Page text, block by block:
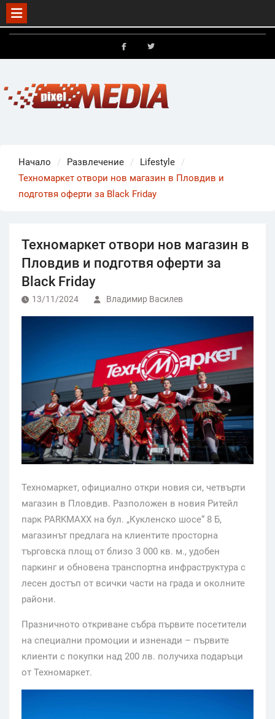
Skip
Начало Развлечение
Lifestyle
Техномаркет отвори нов магазин в Пловдив и
подготвя оферти за Black Friday
Техномаркет отвори нов магазин в
Пловдив и подготвя оферти за
Black Friday
13/11/2024 Владимир Василев
Техномаркет, официално откри новия си, четвърти
магазин в Пловдив. Разположен в новия Ритейл
парк PARKMAXX на бул. „Кукленско шосе“ 8 Б,
магазинът предлага на клиентите просторна
търговска площ от близо 3 000 кв. м., удобен
паркинг и обновена транспортна инфраструктура с
лесен достъп от всички части на града и околните
райони.
Празничното откриване събра първите посетители
на специални промоции и изненади – първите
клиенти с покупки над 200 лв. получиха подаръци
от Техномаркет.